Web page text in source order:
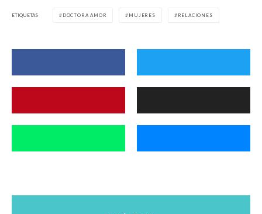
ETIQUETAS DOCTORA AMOR MUJERES RELACIONES